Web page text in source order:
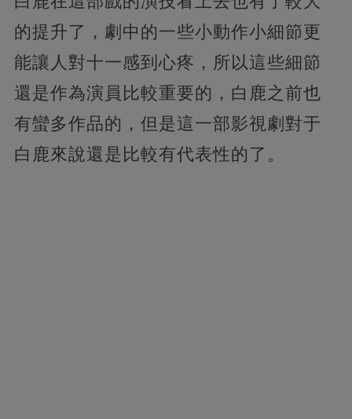
的提升了，劇中的一些小動作小細節更
能讓人對十一感到心疼，所以這些細節
還是作為演員比較重要的，白鹿之前也
有蠻多作品的，但是這一部影視劇對于
白鹿來說還是比較有代表性的了。